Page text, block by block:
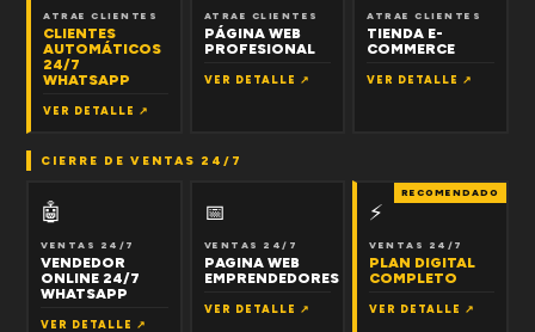
ATRAE CLIENTES
CLIENTES
AUTOMÁTICOS
24/7
WHATSAPP
VER DETALLE ↗
ATRAE CLIENTES
PÁGINA WEB
PROFESIONAL
VER DETALLE ↗
ATRAE CLIENTES
TIENDA E-
COMMERCE
VER DETALLE ↗
CIERRE DE VENTAS 24/7
🤖
VENTAS 24/7
VENDEDOR
ONLINE 24/7
WHATSAPP
VER DETALLE ↗
📅
VENTAS 24/7
PAGINA WEB
EMPRENDEDORES
VER DETALLE ↗
RECOMENDADO
⚡
VENTAS 24/7
PLAN DIGITAL
COMPLETO
VER DETALLE ↗